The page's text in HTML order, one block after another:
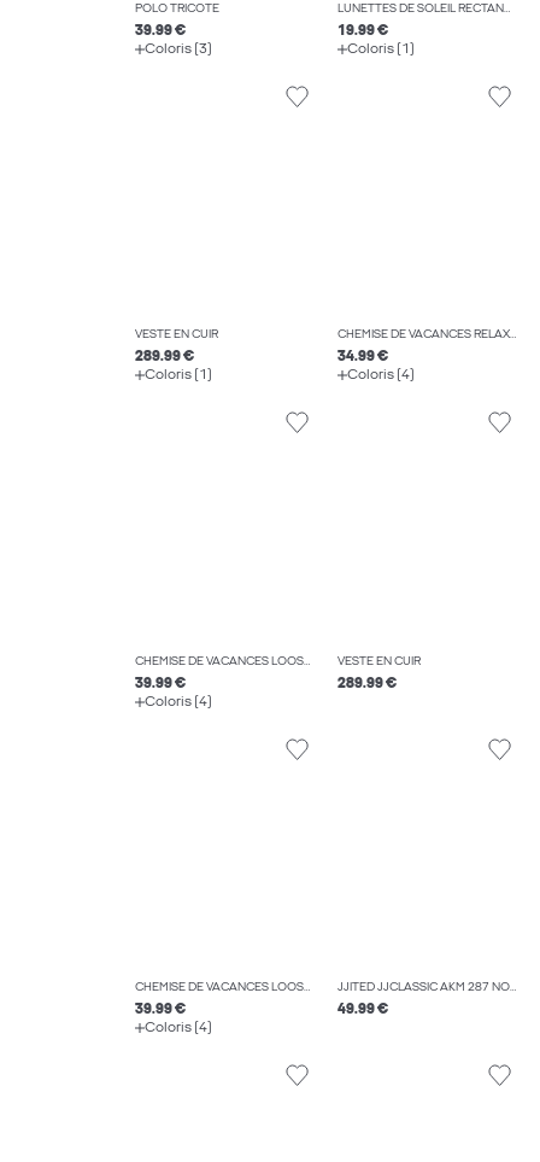
POLO TRICOTÉ
39.99 €
Coloris (3)
LUNETTES DE SOLEIL RECTANGULAIRES
19.99 €
Coloris (1)
VESTE EN CUIR
289.99 €
Coloris (1)
CHEMISE DE VACANCES RELAXED FIT
34.99 €
Coloris (4)
CHEMISE DE VACANCES LOOSE FIT
39.99 €
Coloris (4)
VESTE EN CUIR
289.99 €
CHEMISE DE VACANCES LOOSE FIT
39.99 €
Coloris (4)
JJITED JJCLASSIC AKM 287 NOOS JEAN COUPE DROITE
49.99 €